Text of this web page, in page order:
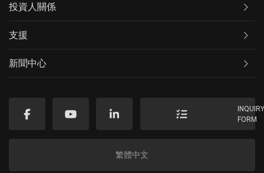
投資人關係
支援
新聞中心
FORM
繁體中文